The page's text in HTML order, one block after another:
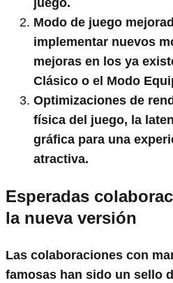
juego.
Modo de juego
implementar nuevos
mejoras en los ya
Clásico o el Modo
Optimizaciones de
física del juego, la
gráfica para una
atractiva.
Esperadas
la nueva versión
Las colaboraciones con
famosas han sido un sello